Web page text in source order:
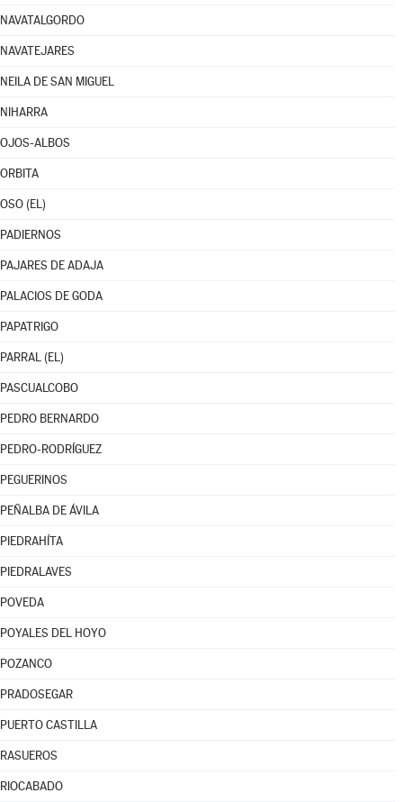
NAVATALGORDO
NAVATEJARES
NEILA DE SAN MIGUEL
NIHARRA
OJOS-ALBOS
ORBITA
OSO (EL)
PADIERNOS
PAJARES DE ADAJA
PALACIOS DE GODA
PAPATRIGO
PARRAL (EL)
PASCUALCOBO
PEDRO BERNARDO
PEDRO-RODRÍGUEZ
PEGUERINOS
PEÑALBA DE ÁVILA
PIEDRAHÍTA
PIEDRALAVES
POVEDA
POYALES DEL HOYO
POZANCO
PRADOSEGAR
PUERTO CASTILLA
RASUEROS
RIOCABADO